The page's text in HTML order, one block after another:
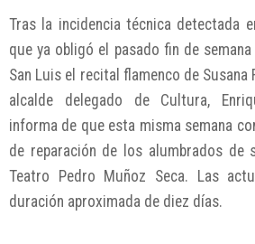
Tras la incidencia técnica detectada
que ya obligó el pasado fin de
San Luis el recital flamenco de Susana
alcalde delegado de Cultura,
informa de que esta misma semana
de reparación de los alumbrados de
Teatro Pedro Muñoz Seca. Las
duración aproximada de diez días.